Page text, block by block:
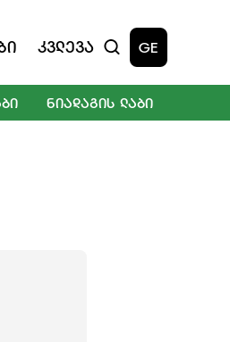
Კვლევა GE
ᲜᲘᲐᲓᲐᲒᲘᲡ ᲚᲐᲑᲘ